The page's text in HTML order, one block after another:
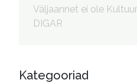
Väljaannet ei ole
DIGAR
Kategooriad